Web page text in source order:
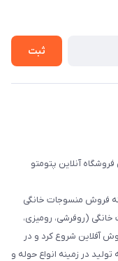
ثبت
آنلاین پتومتو
فعالیت خود را از سال 1393در زمینه فروش منسوجات خانگی
خانگی (روفرشی، رومیزی،
آفلاین شروع کرد و در
در زمینه انواع حوله و